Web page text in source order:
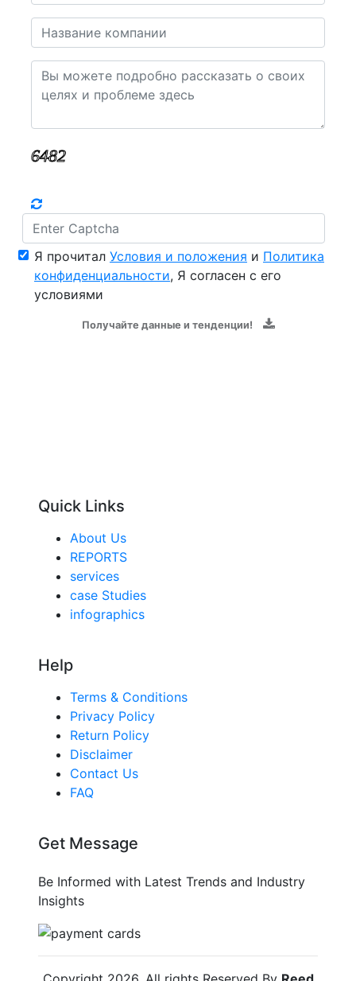
Я прочитал Условия и положения и Политика
конфиденциальности, Я согласен с его
условиями
Получайте данные и тенденции!
Quick Links
About Us
REPORTS
services
case Studies
infographics
Help
Terms & Conditions
Privacy Policy
Return Policy
Disclaimer
Contact Us
FAQ
Get Message
Be Informed with Latest Trends and Industry
Insights